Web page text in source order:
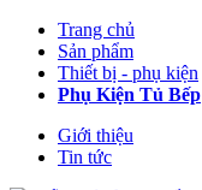
Trang chủ
Sản phẩm
Thiết bị - phụ kiện
Phụ Kiện Tủ Bếp
Giới thiệu
Tin tức